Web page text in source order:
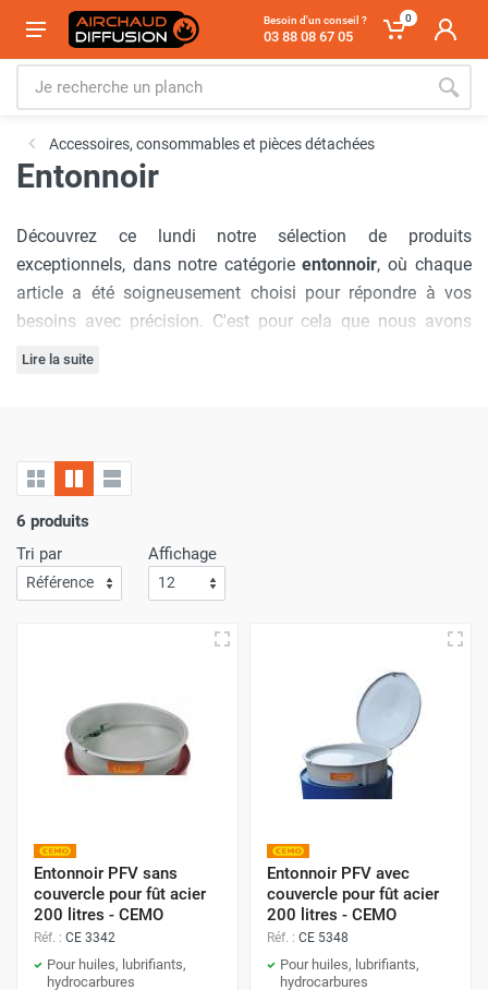
Besoin d'un conseil ?
03 88 08 67 05
0
Accessoires, consommables et pièces détachées
Entonnoir
Découvrez ce lundi notre sélection de produits
exceptionnels, dans notre catégorie entonnoir, où chaque
article a été soigneusement choisi pour répondre à vos
besoins avec précision. C'est pour cela que nous avons
sélectionné les marques :
inégalées à chaque visite. De plus, nous comprenons
l'importance
pourquoi nous nous assurons que votre commande arrive
à votre porte avecla plus grande efficacité
Faites vos achats sur Airchaud Diffusion pour une
expérience où l'excellence et la vitesse de livraison s'allient
à l'avantage de prix compétitifs.
Lire la suite
6 produits
Tri par
Affichage
Entonnoir PFV sans
couvercle pour fût acier
200 litres - CEMO
Réf. : CE 3342
Pour huiles, lubrifiants,
hydrocarbures
Entonnoir PFV avec
couvercle pour fût acier
200 litres - CEMO
Réf. : CE 5348
Pour huiles, lubrifiants,
hydrocarbures